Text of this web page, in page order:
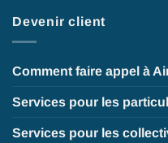
Devenir client
Comment faire appel à
Services pour les
Services pour les